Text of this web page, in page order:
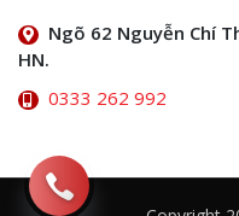
Ngõ 62 Nguyễn Chí
HN.
0333 262 992